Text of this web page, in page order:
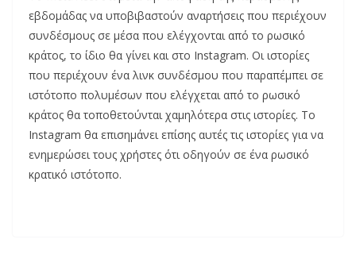
εβδομάδας να υποβιβαστούν αναρτήσεις που περιέχουν
συνδέσμους σε μέσα που ελέγχονται από το ρωσικό
κράτος, το ίδιο θα γίνει και στο Instagram. Οι ιστορίες
που περιέχουν ένα λινκ συνδέσμου που παραπέμπει σε
ιστότοπο πολυμέσων που ελέγχεται από το ρωσικό
κράτος θα τοποθετούνται χαμηλότερα στις ιστορίες. Το
Instagram θα επισημάνει επίσης αυτές τις ιστορίες για να
ενημερώσει τους χρήστες ότι οδηγούν σε ένα ρωσικό
κρατικό ιστότοπο.